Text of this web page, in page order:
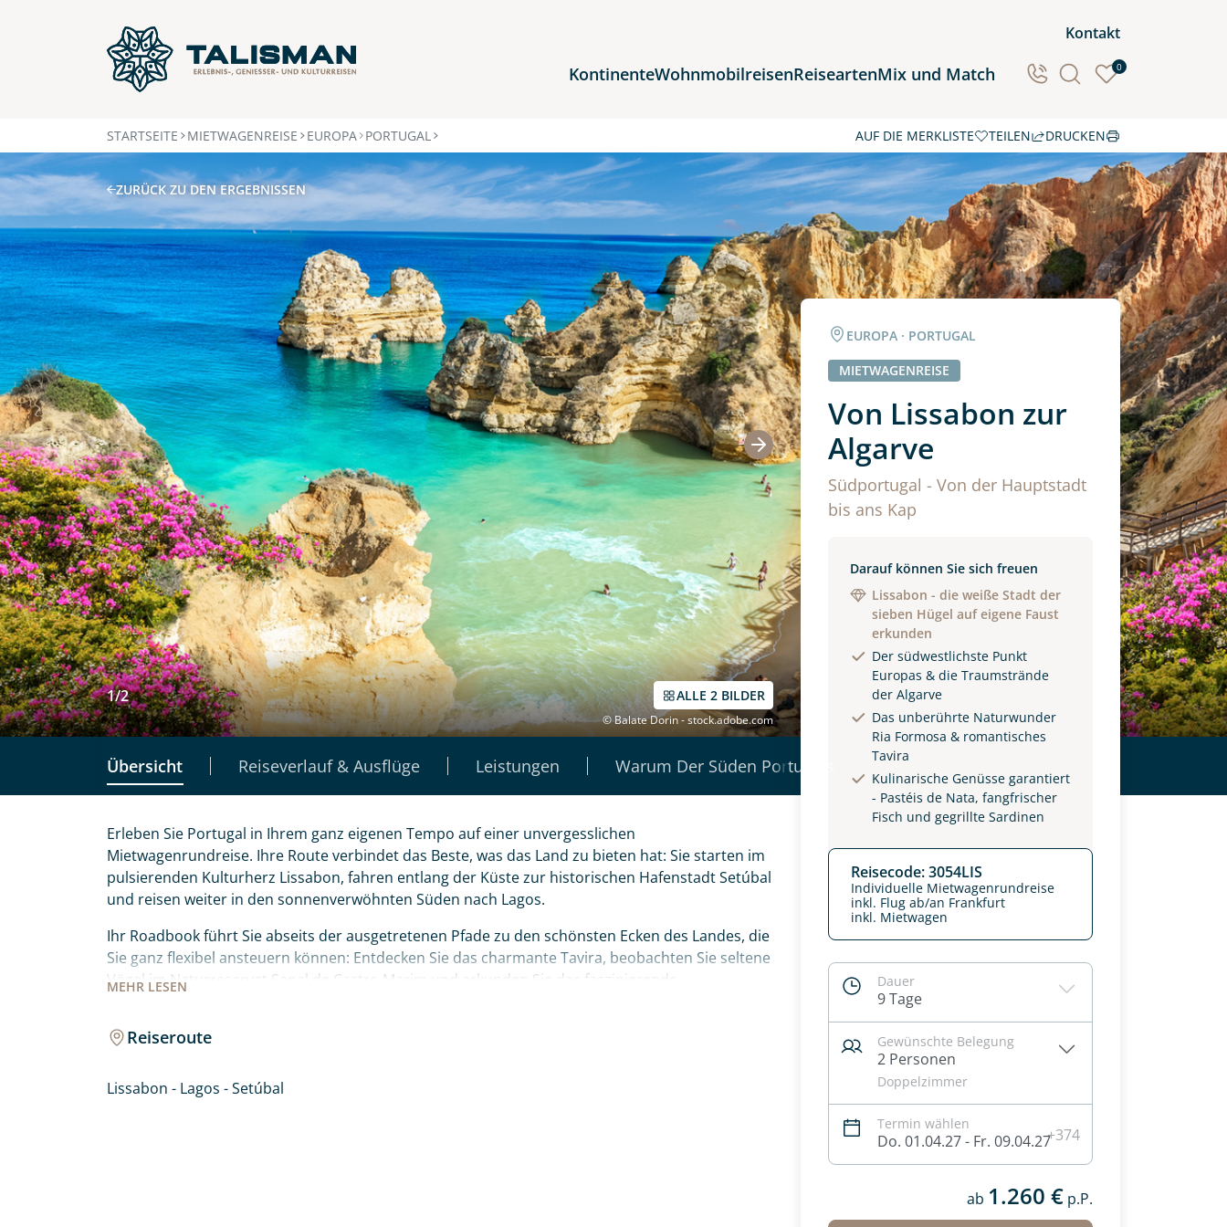
Kontakt
KontinenteWohnmobilreisenReiseartenMix und Match 0
Afrika
Asien
Europa
Nordamerika
Ozeanien
Südamerika
STARTSEITE MIETWAGENREISE EUROPA PORTUGAL AUF DIE MERKLISTE TEILEN DRUCKEN
ZURÜCK ZU DEN ERGEBNISSEN
1/2 ALLE 2 BILDER
© Balate Dorin - stock.adobe.com
Übersicht Reiseverlauf & Ausflüge Leistungen Warum Der Süden Portugals
EUROPA · PORTUGAL
MIETWAGENREISE
Von Lissabon zur
Algarve
Südportugal - Von der Hauptstadt
bis ans Kap
Darauf können Sie sich freuen
Lissabon - die weiße Stadt der
sieben Hügel auf eigene Faust
erkunden
Der südwestlichste Punkt
Europas & die Traumstrände
der Algarve
Das unberührte Naturwunder
Ria Formosa & romantisches
Tavira
Kulinarische Genüsse garantiert
- Pastéis de Nata, fangfrischer
Fisch und gegrillte Sardinen
Reisecode: 3054LIS
Individuelle Mietwagenrundreise
inkl. Flug ab/an Frankfurt
inkl. Mietwagen
Dauer
9 Tage
Gewünschte Belegung
2 Personen
Doppelzimmer
Termin wählen
Do. 01.04.27 - Fr. 09.04.27+374
ab 1.260 € p.P.
MEHR LESEN
Erleben Sie Portugal in Ihrem ganz eigenen Tempo auf einer unvergesslichen
Mietwagenrundreise. Ihre Route verbindet das Beste, was das Land zu bieten hat: Sie starten im
pulsierenden Kulturherz Lissabon, fahren entlang der Küste zur historischen Hafenstadt Setúbal
und reisen weiter in den sonnenverwöhnten Süden nach Lagos.
Ihr Roadbook führt Sie abseits der ausgetretenen Pfade zu den schönsten Ecken des Landes, die
Sie ganz flexibel ansteuern können: Entdecken Sie das charmante Tavira, beobachten Sie seltene
Vögel im Naturreservat Sapal de Castro Marim und erkunden Sie das faszinierende
hinauf in die idyllische Bergwelt von Monchique. Ihr ganz persönliches Portugal-Abenteuer
Reiseroute
Lissabon - Lagos - Setúbal